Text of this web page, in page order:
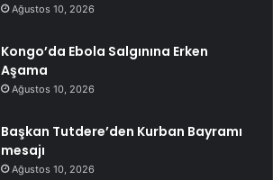
Ağustos 10, 2026
Kongo’da Ebola Salgınına Erken
Aşama
Ağustos 10, 2026
Başkan Tutdere’den Kurban Bayramı
mesajı
Ağustos 10, 2026